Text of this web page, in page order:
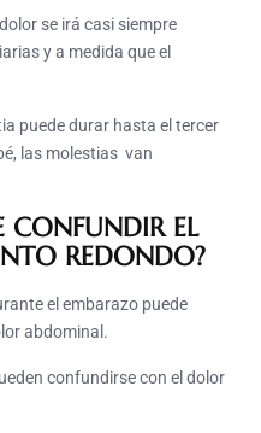
se irá casi siempre
y a medida que el
puede durar hasta el tercer
las molestias van
CONFUNDIR EL
REDONDO?
el embarazo puede
abdominal.
confundirse con el dolor